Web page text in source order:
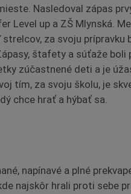
Nasledoval zápas
Level up a ZŠ Mlynská.
za svoju prípravku
štafety a súťaže boli
zúčastnené deti a je
tím, za svoju školu, je
chce hrať a hýbať sa.
napínavé a plné
najskôr hrali proti sebe